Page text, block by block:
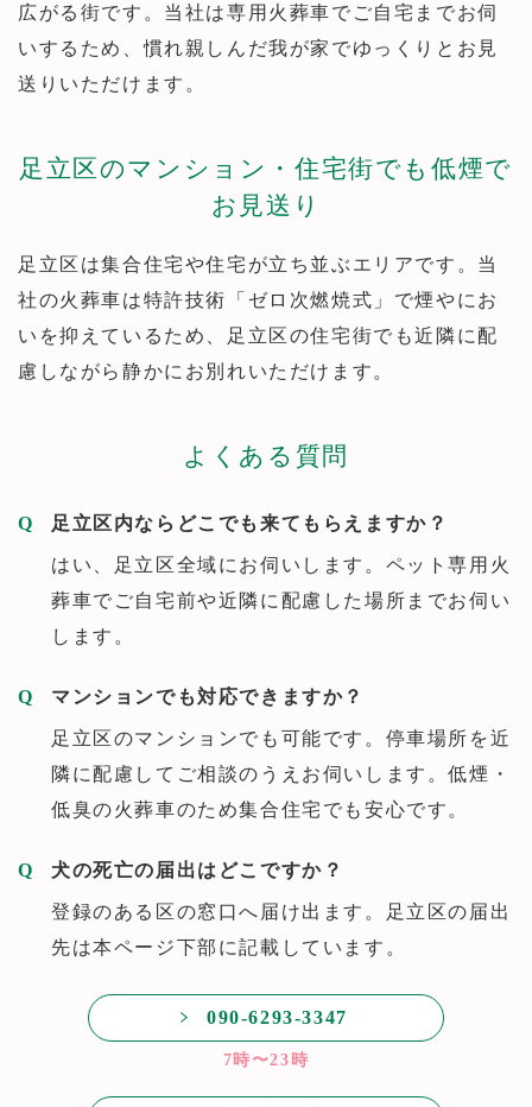
広がる街です。当社は専用火葬車でご自宅までお伺
いするため、慣れ親しんだ我が家でゆっくりとお見
送りいただけます。
足立区のマンション・住宅街でも低煙で
お見送り
足立区は集合住宅や住宅が立ち並ぶエリアです。当
社の火葬車は特許技術「ゼロ次燃焼式」で煙やにお
いを抑えているため、足立区の住宅街でも近隣に配
慮しながら静かにお別れいただけます。
よくある質問
足立区内ならどこでも来てもらえますか？
はい、足立区全域にお伺いします。ペット専用火
葬車でご自宅前や近隣に配慮した場所までお伺い
します。
マンションでも対応できますか？
足立区のマンションでも可能です。停車場所を近
隣に配慮してご相談のうえお伺いします。低煙・
低臭の火葬車のため集合住宅でも安心です。
犬の死亡の届出はどこですか？
登録のある区の窓口へ届け出ます。足立区の届出
先は本ページ下部に記載しています。
090-6293-3347
7時〜23時